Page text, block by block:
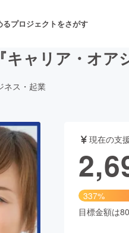
るプロジェクトをさがす
舞台・パフォーマンス
フード・飲食店
アニメ・漫画
ャリア・オア
ネス・起業
現在の支
337%
目標金額は